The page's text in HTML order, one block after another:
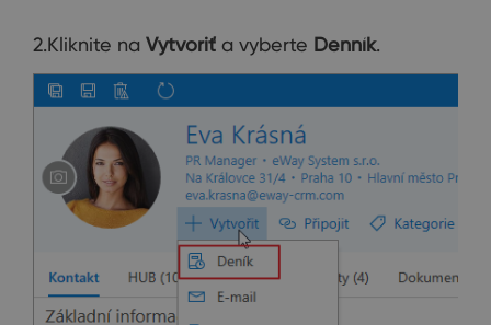
2.Kliknite na Vytvoriť a vyberte Denník.